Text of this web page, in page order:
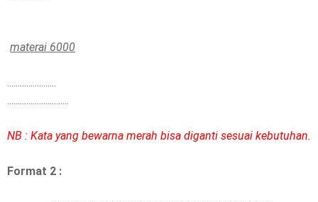
materai 6000
.......................
.............................
NB : Kata yang bewarna merah bisa diganti sesuai kebutuhan.
Format 2 :